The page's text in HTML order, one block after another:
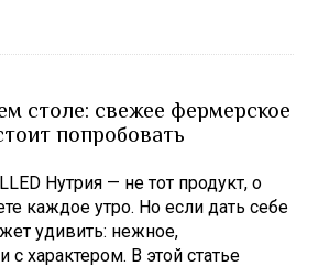
столе: свежее фермерское
попробовать
Нутрия — не тот продукт, о
каждое утро. Но если дать себе
удивить: нежное,
с характером. В этой статье